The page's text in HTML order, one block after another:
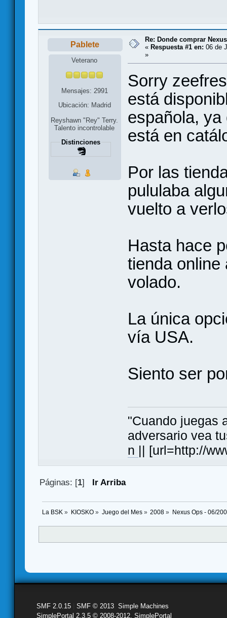
Pablete
Veterano
Mensajes: 2991
Ubicación: Madrid
Reyshawn "Rey" Terry.
Talento incontrolable
Distinciones
Re: Donde comprar
« Respuesta #1 en: 06 de
»
Sorry
está
española,
está en
Por las
pululaba
vuelto a
Hasta hace
tienda online
volado.
La única
vía USA.
Siento ser
"Cuando juegas
adversario vea
n || [url=http://
Páginas: [1] Ir Arriba
La BSK » KIOSKO» Juego del Mes» 2008 » Nexus Ops - 06/
SMF 2.0.15 SMF © 2013 Simple Machines
SimplePortal 2.3.5 © 2008-2012, SimplePortal